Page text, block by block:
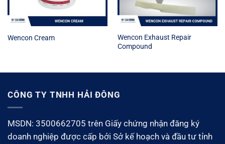
Wencon Cream
Wencon Exhaust Repair
Compound
CÔNG TY TNHH HẢI ĐÔNG
MSDN: 3500662705 trên Giấy chứng nhận đăng ký
doanh nghiệp được cấp bởi Sở kế hoạch và đầu tư tỉnh